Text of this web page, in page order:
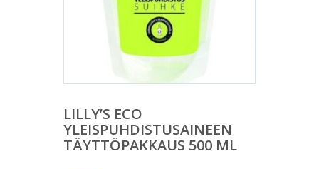
LILLY’S ECO
YLEISPUHDISTUSAINEEN
TÄYTTÖPAKKAUS 500 ML